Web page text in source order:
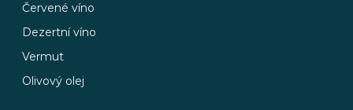
Červené víno
Dezertní víno
Vermut
Olivový olej